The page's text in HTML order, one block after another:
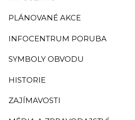
PLÁNOVANÉ AKCE
INFOCENTRUM PORUBA
SYMBOLY OBVODU
HISTORIE
ZAJÍMAVOSTI